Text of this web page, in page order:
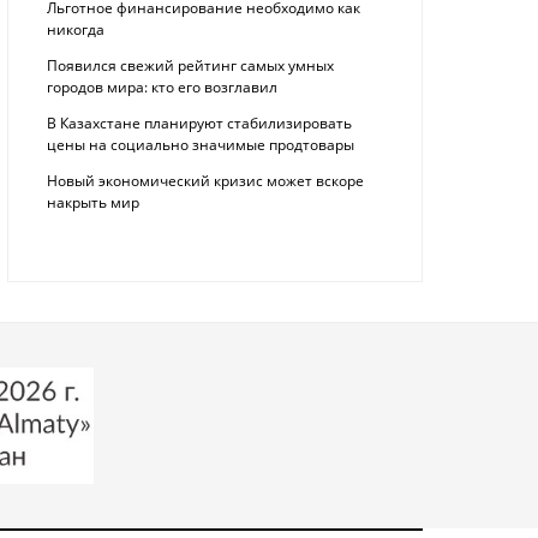
Льготное финансирование необходимо как
никогда
Появился свежий рейтинг самых умных
городов мира: кто его возглавил
В Казахстане планируют стабилизировать
цены на социально значимые продтовары
Новый экономический кризис может вскоре
накрыть мир